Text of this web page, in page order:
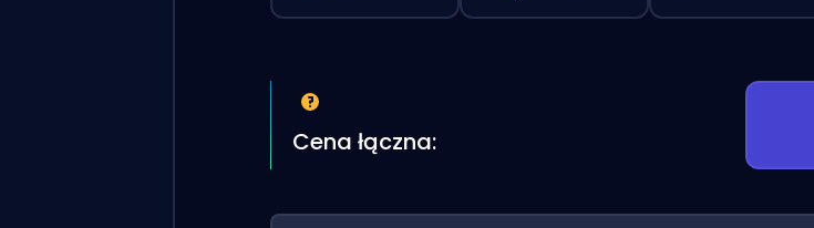
Cena łączna: